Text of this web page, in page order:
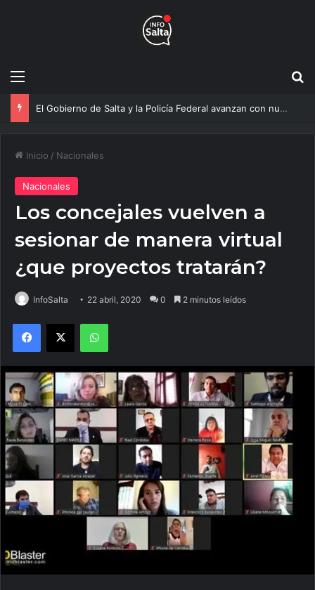
Menú
El Gobierno de Salta y la Policía Federal avanzan con nuevas medidas contra el delito
Inicio / Nacionales
Nacionales
Los concejales vuelven a
sesionar de manera virtual
¿que proyectos tratarán?
InfoSalta 22 abril, 2020 0 2 minutos leídos
Facebook
X WhatsApp